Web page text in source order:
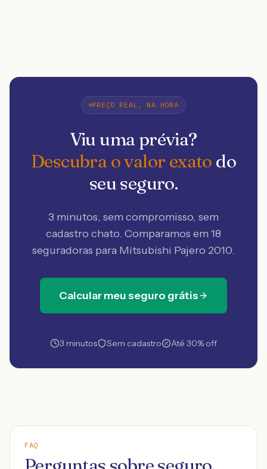
PREÇO REAL, NA HORA
Viu uma prévia?
Descubra o valor exato do
seu seguro.
3 minutos, sem compromisso, sem
cadastro chato. Comparamos em 18
seguradoras para Mitsubishi Pajero 2010.
Calcular meu seguro grátis
3 minutos Sem cadastro Até 30% off
FAQ